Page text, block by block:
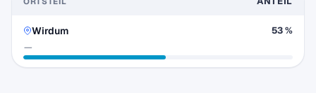
Wirdum
—
53 %